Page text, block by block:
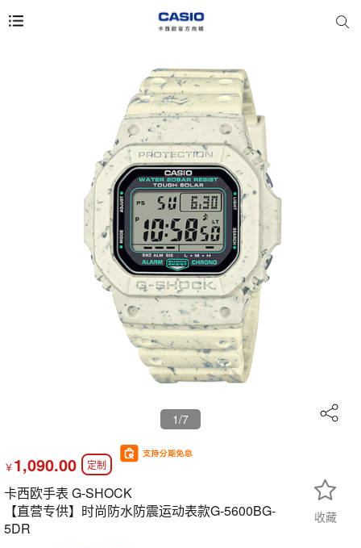
1/7
￥1,090.00 定制
卡西欧手表 G-SHOCK
【直营专供】时尚防水防震运动表款G-5600BG-
5DR
收藏